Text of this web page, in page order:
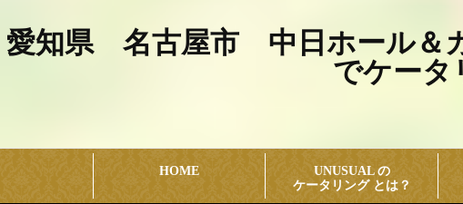
プ愛知県 名古屋市 中日ホール＆
でケータ
HOME
UNUSUAL の
ケータリング とは？